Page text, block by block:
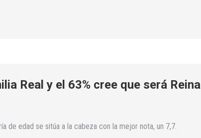
Real y el 63% cree que será Reina
de edad se sitúa a la cabeza con la mejor nota, un 7,7.